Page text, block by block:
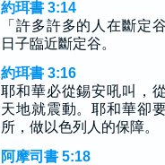
約珥書 3:14
「許多許多的人在斷定
日子臨近斷定谷。
約珥書 3:16
耶和華必從錫安吼叫，
天地就震動。耶和華卻
所，做以色列人的保障。
阿摩司書 5:18